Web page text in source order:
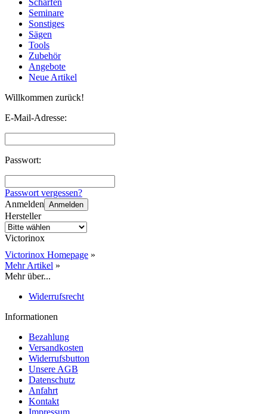
Schärfen
Seminare
Sonstiges
Sägen
Tools
Zubehör
Angebote
Neue Artikel
Willkommen zurück!
E-Mail-Adresse:
Passwort:
Passwort vergessen?
Anmelden Anmelden
Hersteller
Victorinox
Victorinox Homepage »
Mehr Artikel »
Mehr über...
Widerrufsrecht
Informationen
Bezahlung
Versandkosten
Widerrufsbutton
Unsere AGB
Datenschutz
Anfahrt
Kontakt